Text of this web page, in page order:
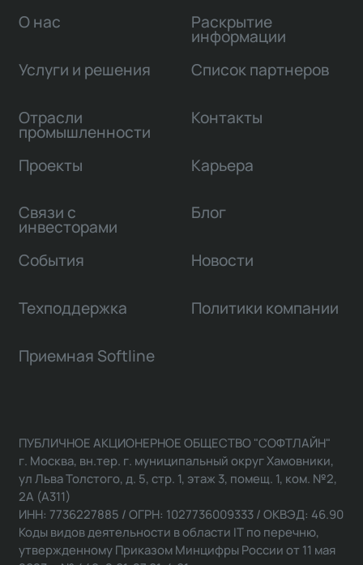
О нас
Услуги и решения
Отрасли
промышленности
Проекты
Связи с
инвесторами
Раскрытие
информации
Список партнеров
Контакты
Карьера
Блог
События Новости
Техподдержка Политики компании
Приемная Softline
ПУБЛИЧНОЕ АКЦИОНЕРНОЕ ОБЩЕСТВО "СОФТЛАЙН"
г. Москва, вн.тер. г. муниципальный округ Хамовники,
ул Льва Толстого, д. 5, стр. 1, этаж 3, помещ. 1, ком. №2,
2А (А311)
ИНН: 7736227885 / ОГРН: 1027736009333 / ОКВЭД: 46.90
Коды видов деятельности в области IT по перечню,
утвержденному Приказом Минцифры России от 11 мая